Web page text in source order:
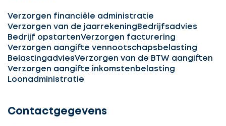
Verzorgen financiële administratie
Verzorgen van de jaarrekening Bedrijfsadvies
Bedrijf opstartenVerzorgen facturering
Verzorgen aangifte vennootschapsbelasting
BelastingadviesVerzorgen van de BTW aangiften
Verzorgen aangifte inkomstenbelasting
Loonadministratie
Contactgegevens